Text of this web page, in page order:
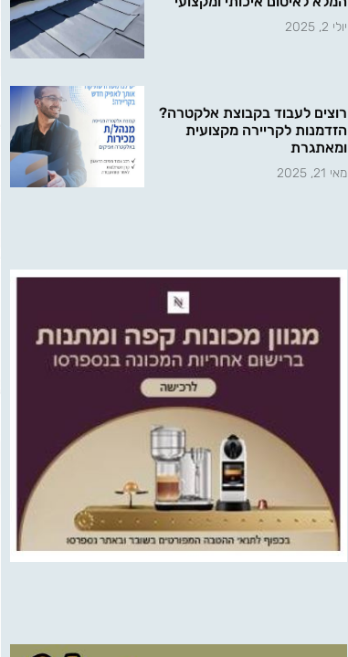
יולי 2, 2025
רוצים לעבוד בקבוצת אלקטרה?
הזדמנות לקריירה מקצועית
ומאתגרת
מאי 21, 2025